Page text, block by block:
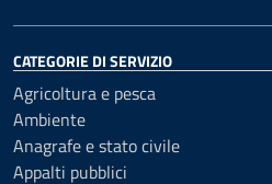
CATEGORIE DI SERVIZIO
Agricoltura e pesca
Ambiente
Anagrafe e stato civile
Appalti pubblici